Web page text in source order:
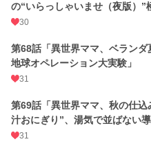
の“いらっしゃいませ（夜版）”
30
第68話「異世界ママ、ベランダ
地球オペレーション大実験」
31
第69話「異世界ママ、秋の仕
汁おにぎり”、湯気で並ばない導
31